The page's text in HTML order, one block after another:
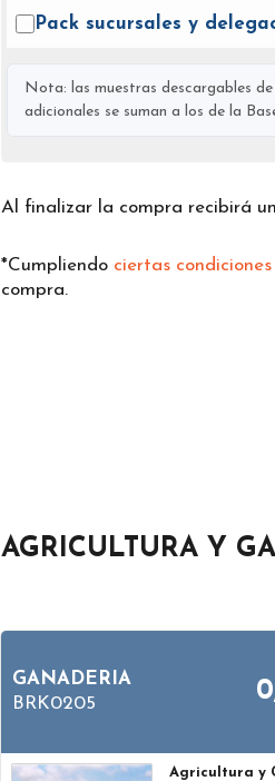
Pack sucursales y
Nota: las muestras descargables
adicionales se suman a los de la
Al finalizar la compra recibirá
*Cumpliendo ciertas condiciones
compra.
AGRICULTURA Y
GANADERIA
BRK0205
Agricultura y